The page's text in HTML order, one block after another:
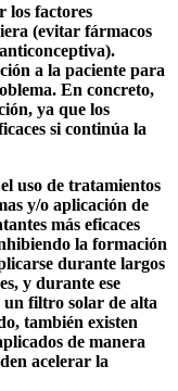
los factores
(evitar fármacos
a la paciente para
En concreto,
ya que los
si continúa la
uso de tratamientos
y/o aplicación de
más eficaces
la formación
durante largos
y durante ese
filtro solar de alta
también existen
de manera
acelerar la